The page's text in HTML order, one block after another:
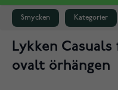
Smycken Kategorier
Lykken
ovalt örhängen